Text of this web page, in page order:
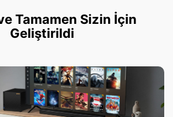
Tamamen Sizin İçin
Geliştirildi